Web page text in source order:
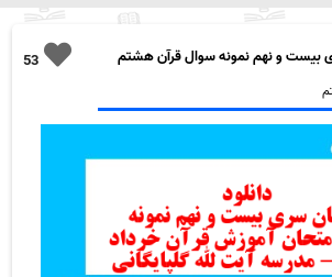
53
بیست و نهم نمونه سوال قرآن هشتم